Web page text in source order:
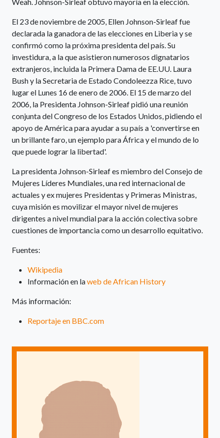
El 23 de noviembre de 2005, Ellen Johnson-Sirleaf fue
declarada la ganadora de las elecciones en Liberia y se
confirmó como la próxima presidenta del país. Su
investidura, a la que asistieron numerosos dignatarios
extranjeros, incluida la Primera Dama de EE.UU. Laura
Bush y la Secretaria de Estado Condoleezza Rice, tuvo
lugar el Lunes 16 de enero de 2006. El 15 de marzo del
2006, la Presidenta Johnson-Sirleaf pidió una reunión
conjunta del Congreso de los Estados Unidos, pidiendo el
apoyo de América para ayudar a su país a 'convertirse en
un brillante faro, un ejemplo para África y el mundo de lo
que puede lograr la libertad'.
La presidenta Johnson-Sirleaf es miembro del Consejo de
Mujeres Líderes Mundiales, una red internacional de
actuales y ex mujeres Presidentas y Primeras Ministras,
cuya misión es movilizar el mayor nivel de mujeres
dirigentes a nivel mundial para la acción colectiva sobre
cuestiones de importancia como un desarrollo equitativo.
Fuentes:
Wikipedia
Información en laweb de African History
Más información:
Reportaje en BBC.com